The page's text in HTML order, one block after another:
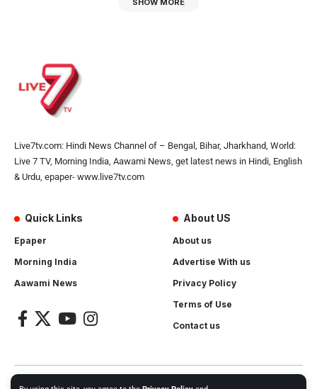
SHOW MORE
Live7tv.com: Hindi News Channel of – Bengal, Bihar, Jharkhand, World:
Live 7 TV, Morning India, Aawami News, get latest news in Hindi, English
& Urdu, epaper- www.live7tv.com
Quick Links
Epaper
Morning India
Aawami News
About US
About us
Advertise With us
Privacy Policy
Terms of Use
Contact us